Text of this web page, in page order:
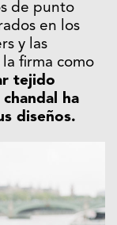
de punto
en los
y las
firma como
tejido
ha
diseños.